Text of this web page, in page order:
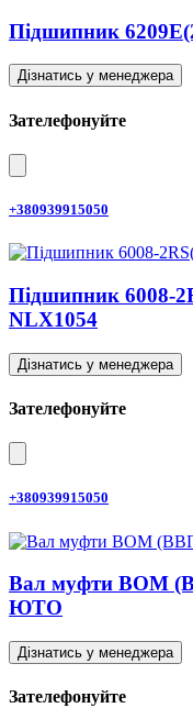
Підшипник
Дізнатись у менеджера
Зателефонуйте
+380939915050
Підшипник 6008-
NLX1054
Дізнатись у менеджера
Зателефонуйте
+380939915050
Вал муфти ВОМ
ЮТО
Дізнатись у менеджера
Зателефонуйте